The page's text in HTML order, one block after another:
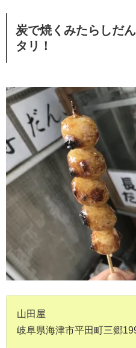
炭で焼くみたらしだ
タリ！
山田屋
岐阜県海津市平田町三郷